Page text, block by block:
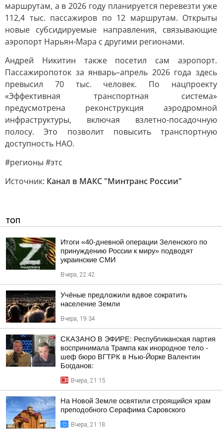
маршрутам, а в 2026 году планируется перевезти уже
112,4 тыс. пассажиров по 12 маршрутам. Открыты
новые субсидируемые направления, связывающие
аэропорт Нарьян-Мара с другими регионами.
Андрей Никитин также посетил сам аэропорт.
Пассажиропоток за январь–апрель 2026 года здесь
превысил 70 тыс. человек. По нацпроекту
«Эффективная транспортная система»
предусмотрена реконструкция аэродромной
инфраструктуры, включая взлетно-посадочную
полосу. Это позволит повысить транспортную
доступность НАО.
#регионы #этс
Источник: Канал в МАКС "Минтранс России"
ТОП
Итоги «40-дневной операции Зеленского по
принуждению России к миру» подводят
украинские СМИ
Вчера, 22:42
Учёные предложили вдвое сократить
население Земли
Вчера, 19:34
СКАЗАНО В ЭФИРЕ: Республиканская партия
воспринимала Трампа как инородное тело -
шеф бюро ВГТРК в Нью-Йорке Валентин
Богданов:
Вчера, 21:15
На Новой Земле освятили строящийся храм
преподобного Серафима Саровского
Вчера, 21:18